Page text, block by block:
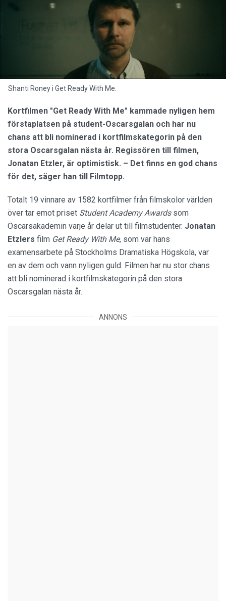
Shanti Roney i Get Ready With Me.
Kortfilmen "Get Ready With Me" kammade nyligen hem
förstaplatsen på student-Oscarsgalan och har nu
chans att bli nominerad i kortfilmskategorin på den
stora Oscarsgalan nästa år. Regissören till filmen,
Jonatan Etzler, är optimistisk. – Det finns en god chans
för det, säger han till Filmtopp.
Totalt 19 vinnare av 1582 kortfilmer från filmskolor världen
över tar emot priset Student Academy Awardssom
Oscarsakademin varje år delar ut till filmstudenter. Jonatan
Etzlers film Get Ready With Me, som var hans
examensarbete på Stockholms Dramatiska Högskola, var
en av dem och vann nyligen guld. Filmen har nu stor chans
att bli nominerad i kortfilmskategorin på den stora
Oscarsgalan nästa år.
ANNONS